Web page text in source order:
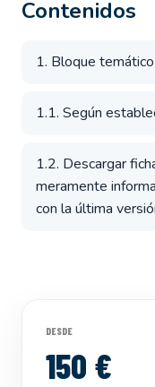
Contenidos
1. Bloque
1.1. Según
1.2. Descargar
meramente
con la última
DESDE
150 €